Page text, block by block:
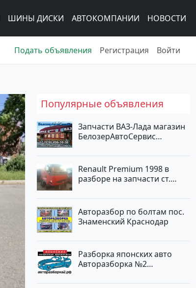
ШИНЫ ДИСКИ АВТОКОМПАНИИ НОВОСТИ
Подать объявления Регистрация Войти
Популярные объявления
Запчасти ВАЗ-Лада магазин
БелозерАвтоСервис
Renault Premium 1998 в
разборе на запчасти ст.
Авторазбор по болтам пос.
Знаменский Краснодар
Разборка японских авто
Авторазборка №2